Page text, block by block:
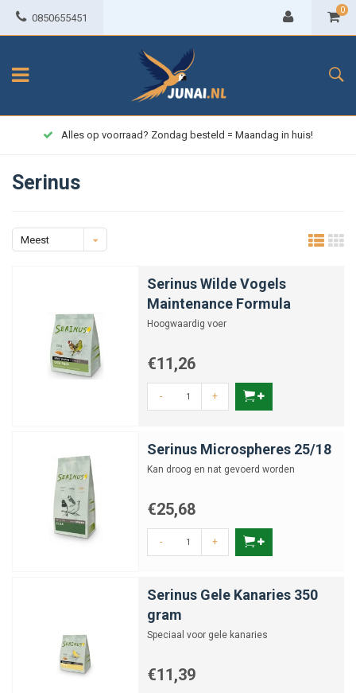
0850655451
0
Alles op voorraad? Zondag besteld = Maandag in huis!
Serinus
Meest
Serinus Wilde Vogels
Maintenance Formula
Hoogwaardig voer
€11,26
- +
Serinus Microspheres 25/18
Kan droog en nat gevoerd worden
€25,68
- +
Serinus Gele Kanaries 350
gram
Speciaal voor gele kanaries
€11,39